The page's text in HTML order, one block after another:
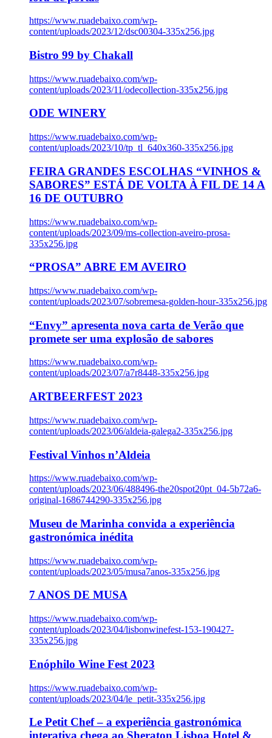
https://www.ruadebaixo.com/wp-
content/uploads/2023/12/dsc00304-335x256.jpg
Bistro 99 by Chakall
https://www.ruadebaixo.com/wp-
content/uploads/2023/11/odecollection-335x256.jpg
ODE WINERY
https://www.ruadebaixo.com/wp-
content/uploads/2023/10/tp_tl_640x360-335x256.jpg
FEIRA GRANDES ESCOLHAS “VINHOS &
SABORES” ESTÁ DE VOLTA À FIL DE 14 A
16 DE OUTUBRO
https://www.ruadebaixo.com/wp-
content/uploads/2023/09/ms-collection-aveiro-prosa-
335x256.jpg
“PROSA” ABRE EM AVEIRO
https://www.ruadebaixo.com/wp-
content/uploads/2023/07/sobremesa-golden-hour-335x256.jpg
“Envy” apresenta nova carta de Verão que
promete ser uma explosão de sabores
https://www.ruadebaixo.com/wp-
content/uploads/2023/07/a7r8448-335x256.jpg
ARTBEERFEST 2023
https://www.ruadebaixo.com/wp-
content/uploads/2023/06/aldeia-galega2-335x256.jpg
Festival Vinhos n’Aldeia
https://www.ruadebaixo.com/wp-
content/uploads/2023/06/488496-the20spot20pt_04-5b72a6-
original-1686744290-335x256.jpg
Museu de Marinha convida a experiência
gastronómica inédita
https://www.ruadebaixo.com/wp-
content/uploads/2023/05/musa7anos-335x256.jpg
7 ANOS DE MUSA
https://www.ruadebaixo.com/wp-
content/uploads/2023/04/lisbonwinefest-153-190427-
335x256.jpg
Enóphilo Wine Fest 2023
https://www.ruadebaixo.com/wp-
content/uploads/2023/04/le_petit-335x256.jpg
Le Petit Chef – a experiência gastronómica